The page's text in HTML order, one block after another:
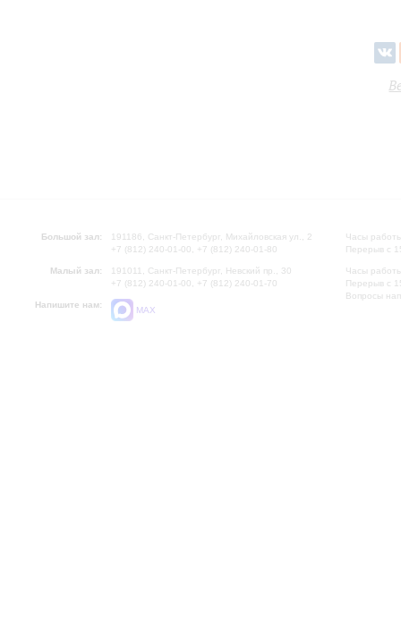
Большой зал:
191186, Санкт-Петербург, Михайловская ул., 2
+7 (812) 240-01-00, +7 (812) 240-01-80
Малый зал:
191011, Санкт-Петербург, Невский пр., 30
+7 (812) 240-01-00, +7 (812) 240-01-70
Напишите нам:
MAX
Часы
Перерыв с
Часы
Перерыв с
Вопросы